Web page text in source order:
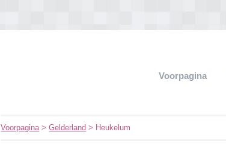
Voorpagina
Voorpagina>Gelderland > Heukelum